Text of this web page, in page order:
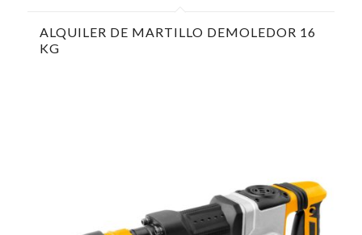
ALQUILER DE MARTILLO DEMOLEDOR 16
KG